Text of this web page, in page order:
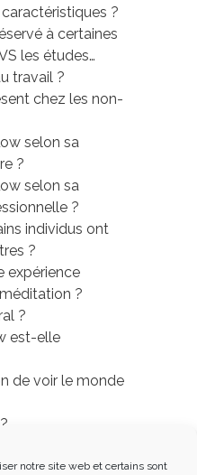
notre site web et certains sont
caractéristiques ?
à certaines
les études…
travail ?
chez les non-
selon sa
?
selon sa
?
individus ont
?
expérience
?
?
est-elle
de voir le monde